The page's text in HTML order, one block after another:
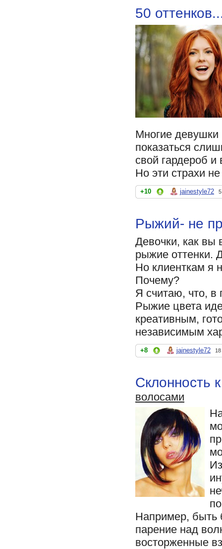
50
Многие девушки
показаться
свой гардероб
Но эти страхи
+10 jainestyle72
Рыжий- не
Девочки, как вы
рыжие оттенки.
Но клиенткам я
Почему?
Я считаю, что, в
Рыжие цвета
креативным,
независимым
+8 jainestyle72
Склонность
волосами
Например, быть
парение над
восторженные